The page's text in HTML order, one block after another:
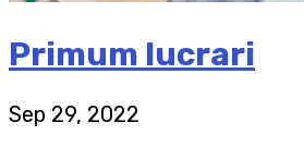
Primum lucrari
Sep 29, 2022